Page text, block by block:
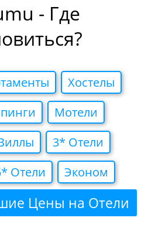
- Где
Хостелы
Мотели
3* Отели
Отели Эконом
Цены на Отели